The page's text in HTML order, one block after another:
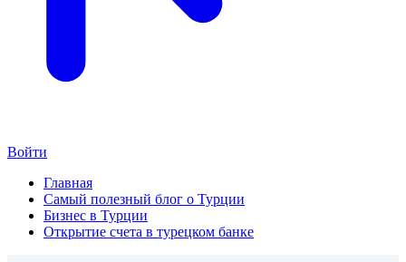
Войти
Главная
Самый полезный блог о Турции
Бизнес в Турции
Открытие счета в турецком банке